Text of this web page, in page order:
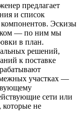
предлагает
и список
Эскизы
— по ним мы
в план.
решений,
к поставке
участках —
сети или
которые не